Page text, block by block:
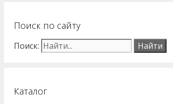
Поиск по сайту
Поиск:
Каталог